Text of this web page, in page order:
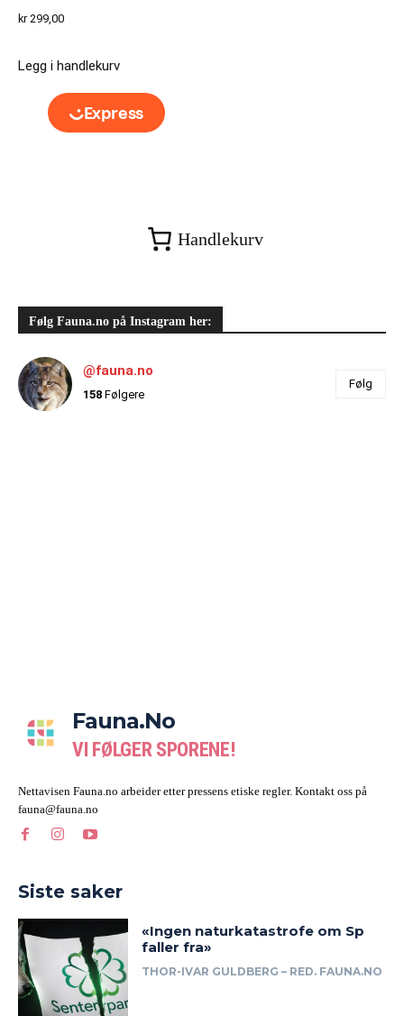
kr299,00
Legg i handlekurv
Handlekurv
Følg Fauna.no på Instagram her:
@fauna.no
158 Følgere
Følg
Fauna.no
VI FØLGER SPORENE!
Nettavisen Fauna.no arbeider etter pressens etiske regler. Kontakt oss på
fauna@fauna.no
Siste saker
«Ingen naturkatastrofe om Sp
faller fra»
THOR-IVAR GULDBERG – RED. FAUNA.NO